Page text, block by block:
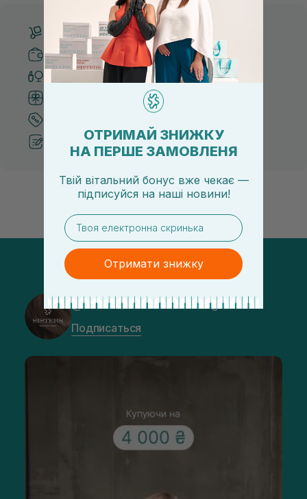
Бесплатная доставка от 3000 UAH
Безопасные способы оплаты
Только оригинальная косметика
Система бонусов и лояльности
Рекомендации от косметологов
@sisters_stelmakh в Instagram
Подписаться
ОТРИМАЙ ЗНИЖКУ
НА ПЕРШЕ ЗАМОВЛЕНЯ
Твій вітальний бонус вже чекає —
підписуйся на наші новини!
email
Отримати знижку